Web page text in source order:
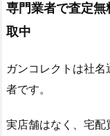
専門業者で査定
取中
ガンコレクトは社
者です。
実店舗はなく、宅配